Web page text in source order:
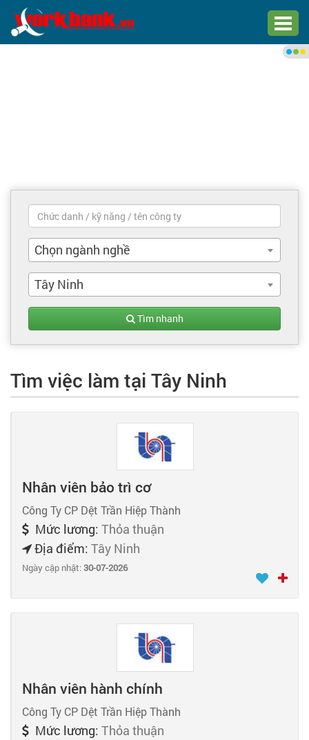
Việc làm mới nhất
Tìm việc làm
Tạo hồ sơ
Cẩm nang việc làm
Bạn cần tuyển người
Chọn ngành nghề
Tây Ninh
Tìm nhanh
Tìm việc làm tại Tây Ninh
Nhân viên bảo trì cơ
Công Ty CP Dệt Trần Hiệp Thành
Mức lương: Thỏa thuận
Địa điểm: Tây Ninh
Ngày cập nhật:30-07-2026
Nhân viên hành chính
Công Ty CP Dệt Trần Hiệp Thành
Mức lương: Thỏa thuận